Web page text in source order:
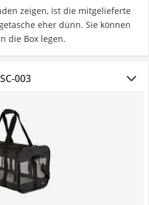
zeigen, ist die mitgelieferte
eher dünn. Sie können
die Box legen.
003